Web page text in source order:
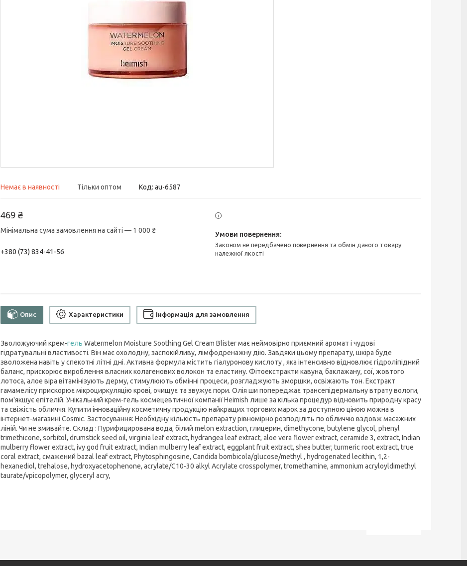
Немає в наявності Тільки оптом Код: au-6587
469 ₴
Мінімальна сума замовлення на сайті — 1 000 ₴
+380 (73) 834-41-56
Законом не передбачено повернення та обмін даного товару
належної якості
Опис Характеристики Інформація для замовлення
Зволожуючий крем-гель Watermelon Moisture Soothing Gel Cream Blister має неймовірно приємний аромат і чудові
гідратувальні властивості. Він має охолодну, заспокійливу, лімфодренажну дію. Завдяки цьому препарату, шкіра буде
зволожена навіть у спекотні літні дні. Активна формула містить гіалуронову кислоту , яка інтенсивно відновлює гідроліпідний
баланс, прискорює вироблення власних колагенових волокон та еластину. Фітоекстракти кавуна, баклажану, сої, жовтого
лотоса, алое віра вітамінізують дерму, стимулюють обмінні процеси, розгладжують зморшки, освіжають тон. Екстракт
гамамелісу прискорює мікроциркуляцію крові, очищує та звужує пори. Олія ши попереджає трансепідермальну втрату вологи,
пом'якшує епітелій. Унікальний крем-гель космецевтичної компанії Heimish лише за кілька процедур відновить природну красу
та свіжість обличчя. Купити інноваційну косметичну продукцію найкращих торгових марок за доступною ціною можна в
інтернет-магазині Cosmic. Застосування: Необхідну кількість препарату рівномірно розподіліть по обличчю вздовж масажних
ліній. Чи не змивайте. Склад : Пурифицирована вода, білий melon extraction, глицерин, dimethycone, butylene glycol, phenyl
trimethicone, sorbitol, drumstick seed oil, virginia leaf extract, hydrangea leaf extract, aloe vera flower extract, ceramide 3, extract, Indian
mulberry flower extract, ivy god fruit extract, Indian mulberry leaf extract, eggplant fruit extract, shea butter, turmeric root extract, true
coral extract, смажений bazal leaf extract, Phytosphingosine, Candida bombicola/glucose/methyl , hydrogenated lecithin, 1,2-
hexanediol, trehalose, hydroxyacetophenone, acrylate/C10-30 alkyl Acrylate crosspolymer, tromethamine, ammonium acryloyldimethyl
taurate/vpicopolymer, glyceryl acry,